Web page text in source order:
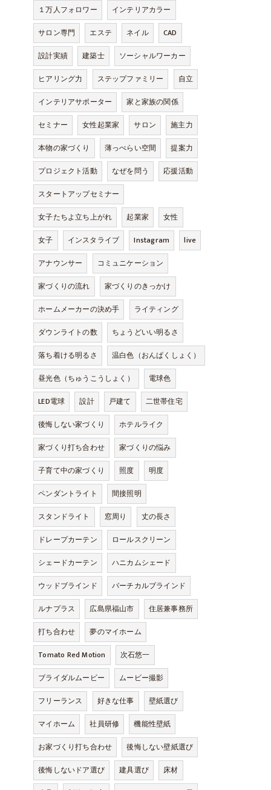
１万人フォロワー
インテリアカラー
サロン専門
エステ ネイル
CAD
設計実績
建築士
ソーシャルワーカー
ヒアリング力
ステップファミリー
自立
インテリアサポーター
家と家族の関係
セミナー
女性起業家 サロン
施主力
本物の家づくり
薄っぺらい空間
提案力
プロジェクト活動
なぜを問う
応援活動
スタートアップセミナー
女子たちよ立ち上がれ
起業家
女性
女子
インスタライブ Instagram
live
アナウンサー
コミュニケーション
家づくりの流れ
家づくりのきっかけ
ホームメーカーの決め手
ライティング
ダウンライトの数
ちょうどいい明るさ
落ち着ける明るさ
温白色（おんぱくしょく）
昼光色（ちゅうこうしょく）
電球色
LED電球
設計 戸建て
二世帯住宅
後悔しない家づくり
ホテルライク
家づくり打ち合わせ
家づくりの悩み
子育て中の家づくり
照度
明度
ペンダントライト
間接照明
スタンドライト
窓周り
丈の長さ
ドレープカーテン
ロールスクリーン
シェードカーテン
ハニカムシェード
ウッドブラインド
バーチカルブラインド
ルナプラス
広島県福山市
住居兼事務所
打ち合わせ
夢のマイホーム
Tomato Red Motion
次石悠一
ブライダルムービー
ムービー撮影
フリーランス
好きな仕事
壁紙選び
マイホーム
社員研修
機能性壁紙
お家づくり打ち合わせ
後悔しない壁紙選び
後悔しないドア選び
建具選び
床材